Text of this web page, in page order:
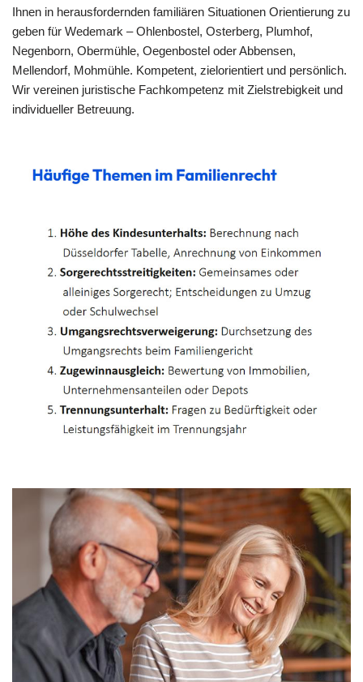
Ihnen in herausfordernden familiären Situationen Orientierung zu
geben für Wedemark – Ohlenbostel, Osterberg, Plumhof,
Negenborn, Obermühle, Oegenbostel oder Abbensen,
Mellendorf, Mohmühle. Kompetent, zielorientiert und persönlich.
Wir vereinen juristische Fachkompetenz mit Zielstrebigkeit und
individueller Betreuung.